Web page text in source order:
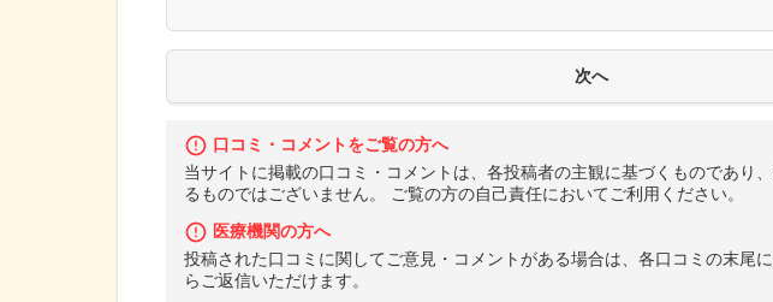
口コミ・コメントをご覧の方へ
当サイトに掲載の口コミ・コメントは、各投稿者の主観に基づくものであり
るものではございません。 ご覧の方の自己責任においてご利用ください。
医療機関の方へ
投稿された口コミに関してご意見・コメントがある場合は、各口コミの末尾
らご返信いただけます。